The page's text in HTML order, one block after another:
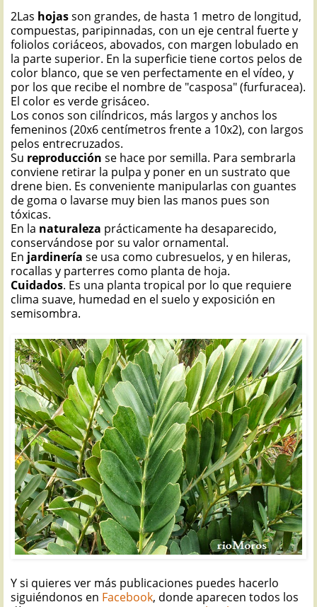
2Las hojasson grandes, de hasta 1 metro de longitud,
compuestas, paripinnadas, con un eje central fuerte y
foliolos coriáceos, abovados, con margen lobulado en
la parte superior. En la superficie tiene cortos pelos de
color blanco, que se ven perfectamente en el vídeo, y
por los que recibe el nombre de "casposa" (furfuracea).
El color es verde grisáceo.
Los conos son cilíndricos, más largos y anchos los
femeninos (20x6 centímetros frente a 10x2), con largos
pelos entrecruzados.
Su reproducción se hace por semilla. Para sembrarla
conviene retirar la pulpa y poner en un sustrato que
drene bien. Es conveniente manipularlas con guantes
de goma o lavarse muy bien las manos pues son
tóxicas.
En la naturaleza prácticamente ha desaparecido,
conservándose por su valor ornamental.
En jardinería se usa como cubresuelos, y en hileras,
rocallas y parterres como planta de hoja.
Cuidados. Es una planta tropical por lo que requiere
clima suave, humedad en el suelo y exposición en
semisombra.
Y si quieres ver más publicaciones puedes hacerlo
siguiéndonos en Facebook, donde aparecen todos los